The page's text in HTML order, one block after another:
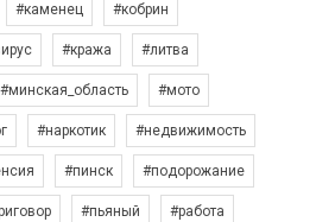
#каменец #кобрин
#кража #литва
#минская_область #мото
#наркотик #недвижимость
#пинск #подорожание
#пьяный #работа